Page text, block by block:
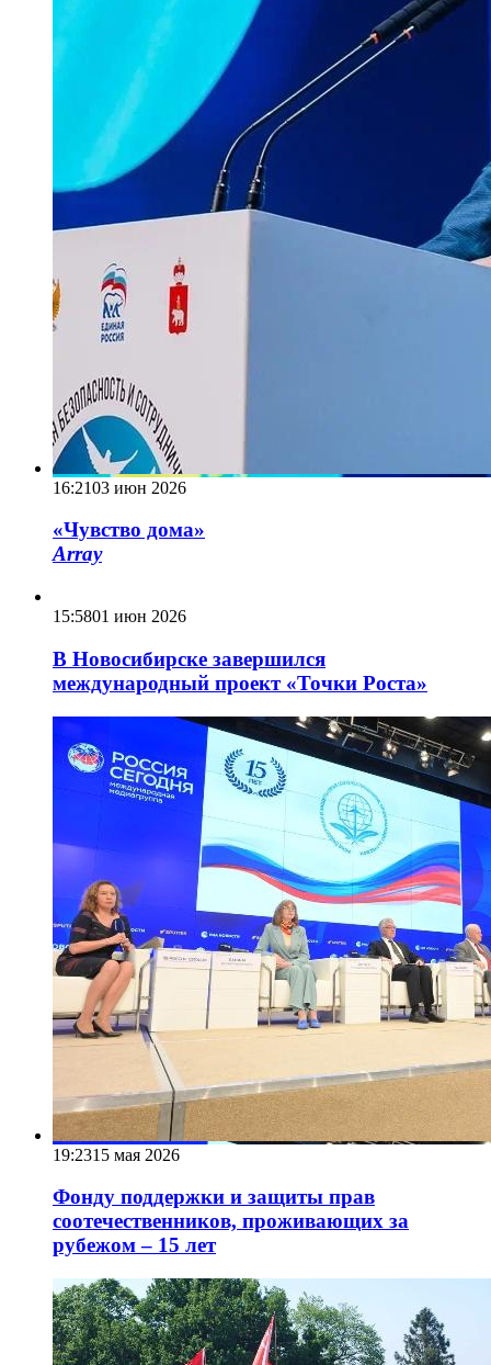
16:2103 июн 2026
«Чувство дома»
Array
15:5801 июн 2026
В Новосибирске завершился
международный проект «Точки Роста»
19:2315 мая 2026
Фонду поддержки и защиты прав
соотечественников, проживающих за
рубежом – 15 лет